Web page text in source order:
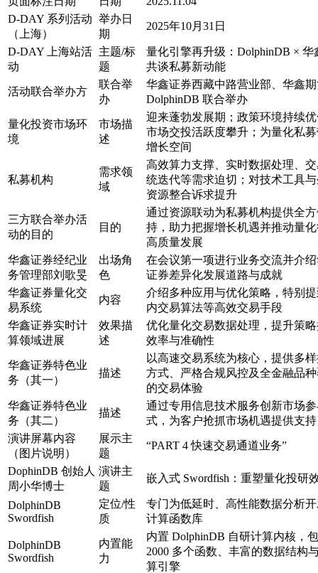
D-DAY 系列活动
（上海）
举办日
期
2025年10月31日
D-DAY 上海站活
动
主题/标
题
量化引擎再升级：DolphinDB × 华
共谈私募新动能
活动联合举办方
联合举
办
华鑫证券西藏中路营业部、华鑫
DolphinDB 联合举办
量化投资市场环
境
市场描
述
迎来蓬勃发展期；政策环境持续
市场交投活跃度攀升；为量化私
增长空间
私募机构
需求领
域
高效算力支撑、实时数据处理、
统迭代等需求迫切；对技术工具
资源整合诉求提升
三方联合举办活
动的目的
目的
通过资源联动为私募机构提供全
持，助力把握增长机遇并推动量
高质量发展
华鑫证券经纪业
务管理部刘歌旻
出场角
色
在会议第一项进行业务交流并介
证券差异化发展道路与成就
华鑫证券量化交
易系统
内容
介绍多种应用与优化策略，特别
内交易算法等高效交易手段
华鑫证券实时计
算领域进展
效果描
述
优化量化交易数据处理，提升策
效率与准确性
华鑫证券特色业
务（其一）
描述
以高速交易系统为核心，提供多
方式、严格合规风控及全金融品
的交易体验
华鑫证券特色业
务（其二）
描述
通过专用信息技术服务创新市场
式，为客户抢抓市场机遇提供支持
演讲屏幕内容
（图片说明）
展示主
题
“PART 4 快速交易通道业务”
DophinDB 创始人
周小华博士
演讲主
题
嵌入式 Swordfish：重塑量化投研
DolphinDB
Swordfish
定位/性
质
专门为低延时、高性能数据分析
计算函数库
DolphinDB
Swordfish
内置能
力
内置 DolphinDB 自研计算内核，
2000 多个函数、丰富的数据结构
算引擎